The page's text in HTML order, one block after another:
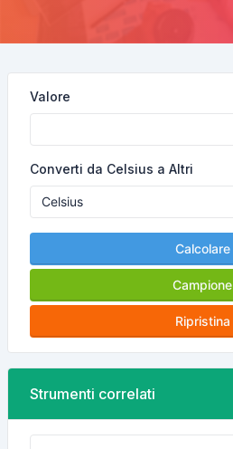
Valore
Converti da Celsius a Altri
Calcolare
Campione
Ripristina
Strumenti correlati